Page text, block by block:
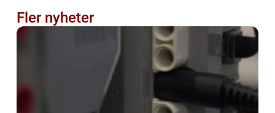
Fler nyheter